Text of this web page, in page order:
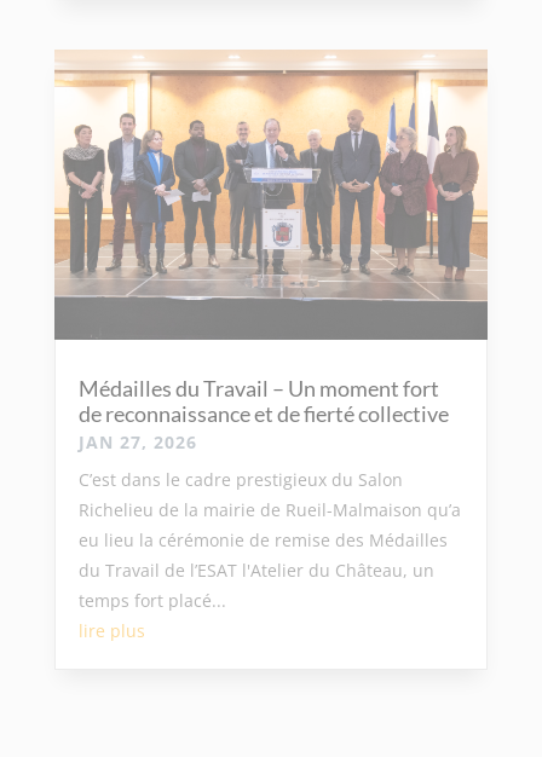
Médailles du Travail – Un moment fort
de reconnaissance et de fierté collective
JAN 27, 2026
C’est dans le cadre prestigieux du Salon
Richelieu de la mairie de Rueil-Malmaison qu’a
eu lieu la cérémonie de remise des Médailles
du Travail de l’ESAT l'Atelier du Château, un
temps fort placé...
lire plus